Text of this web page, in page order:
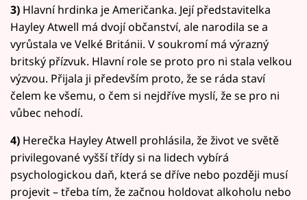
3) Hlavní hrdinka je Američanka. Její představitelka
Hayley Atwell má dvojí občanství, ale narodila se a
vyrůstala ve Velké Británii. V soukromí má výrazný
britský přízvuk. Hlavní role se proto pro ni stala velkou
výzvou. Přijala ji především proto, že se ráda staví
čelem ke všemu, o čem si nejdříve myslí, že se pro ni
vůbec nehodí.
4) Herečka Hayley Atwell prohlásila, že život ve světě
privilegované vyšší třídy si na lidech vybírá
psychologickou daň, která se dříve nebo později musí
projevit – třeba tím, že začnou holdovat alkoholu nebo